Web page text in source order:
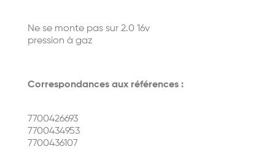
Ne se monte pas sur 2.0 16v
pression à gaz
Correspondances aux références :
7700426693
7700434953
7700436107